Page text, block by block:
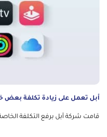
أبل تعمل على زيادة تكلفة بعض
قامت شركة أبل برفع التكلفة